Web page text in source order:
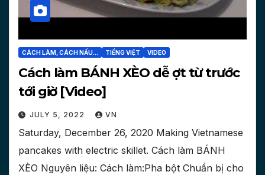
CÁCH LÀM, CÁCH NẤU... TIẾNG VIỆT VIDEO
Cách làm BÁNH XÈO dễ ợt từ trước
tới giờ [Video]
JULY 5, 2022 VN
Saturday, December 26, 2020 Making Vietnamese
pancakes with electric skillet. Cách làm BÁNH
XÈO Nguyên liệu: Cách làm:Pha bột Chuẩn bị cho